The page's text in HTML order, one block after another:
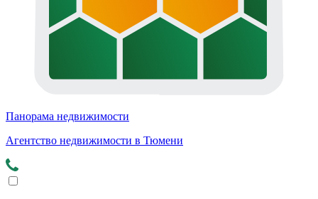
Панорама недвижимости
Агентство недвижимости в Тюмени